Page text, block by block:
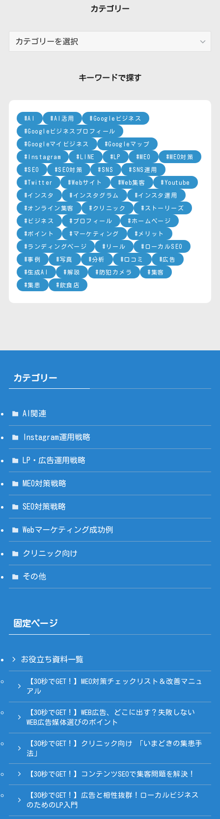
カテゴリー
キーワードで探す
AI AI活用 Googleビジネス
Googleビジネスプロフィール
Googleマイビジネス Googleマップ
Instagram LINE LP MEO MEO対策
SEO SEO対策 SNS SNS運用
Twitter Webサイト Web集客 Youtube
インスタ インスタグラム インスタ運用
オンライン集客 クリニック ストーリーズ
ビジネス プロフィール ホームページ
ポイント マーケティング メリット
ランディングページ リール ローカルSEO
事例 写真 分析 口コミ 広告
生成AI 解説 防犯カメラ 集客
集患 飲食店
カテゴリー
AI関連
Instagram運用戦略
LP・広告運用戦略
MEO対策戦略
SEO対策戦略
Webマーケティング成功例
クリニック向け
その他
固定ページ
お役立ち資料一覧
【30秒でGET！】MEO対策チェックリスト＆改善マニュ
アル
【30秒でGET！】WEB広告、どこに出す？失敗しない
WEB広告媒体選びのポイント
【30秒でGET！】クリニック向け 「いまどきの集患手
法」
【30秒でGET！】コンテンツSEOで集客問題を解決！
【30秒でGET！】広告と相性抜群！ローカルビジネス
のためのLP入門